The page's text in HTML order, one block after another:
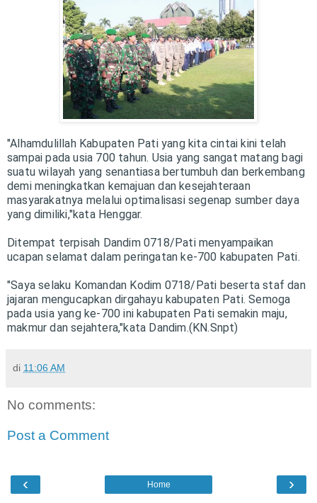
"Alhamdulillah Kabupaten Pati yang kita cintai kini telah
sampai pada usia 700 tahun. Usia yang sangat matang bagi
suatu wilayah yang senantiasa bertumbuh dan berkembang
demi meningkatkan kemajuan dan kesejahteraan
masyarakatnya melalui optimalisasi segenap sumber daya
yang dimiliki,"kata Henggar.
Ditempat terpisah Dandim 0718/Pati menyampaikan
ucapan selamat dalam peringatan ke-700 kabupaten Pati.
"Saya selaku Komandan Kodim 0718/Pati beserta staf dan
jajaran mengucapkan dirgahayu kabupaten Pati. Semoga
pada usia yang ke-700 ini kabupaten Pati semakin maju,
makmur dan sejahtera,"kata Dandim.(KN.Snpt)
di 11:06 AM
No comments:
Post a Comment
‹ ›
Home